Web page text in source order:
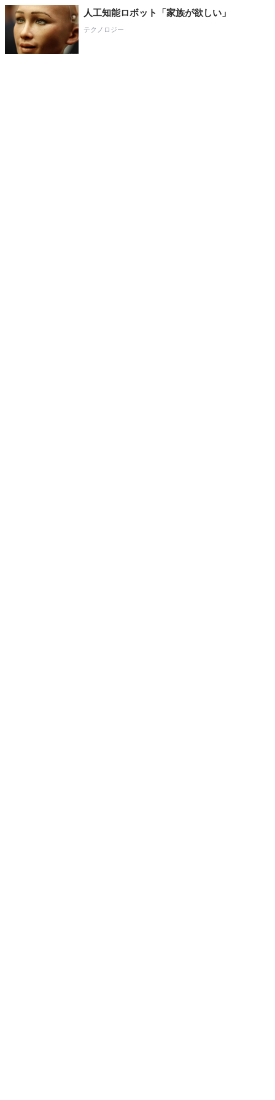
人工知能ロボット「家族が欲しい」
テクノロジー